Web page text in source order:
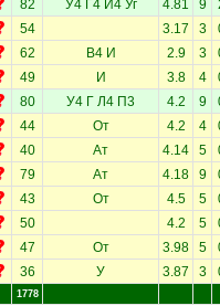
82 У4 Г4 И4 Уг 4.81 9
54 3.17 3
62 В4 И 2.9 3
49 И 3.8 4
80 У4 Г Л4 П3 4.2 9
44 От 4.2 4
40 Ат 4.14 5
79 Ат 4.18 9
43 От 4.5 5
50 4.2 5
47 От 3.98 5
36 У 3.87 3
1778